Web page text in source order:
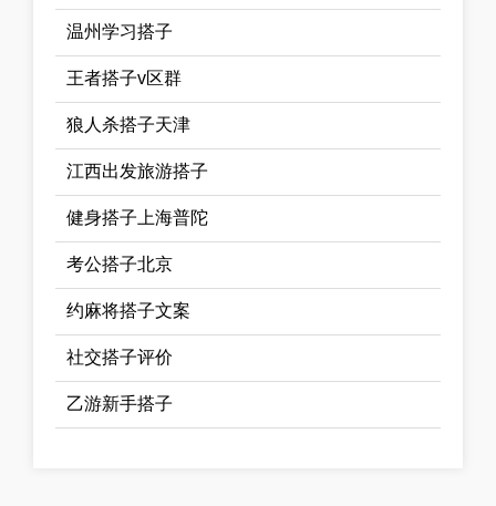
温州学习搭子
王者搭子v区群
狼人杀搭子天津
江西出发旅游搭子
健身搭子上海普陀
考公搭子北京
约麻将搭子文案
社交搭子评价
乙游新手搭子